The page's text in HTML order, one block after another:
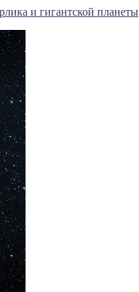
и гигантской планеты